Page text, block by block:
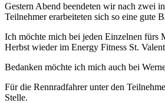
Gestern Abend beendeten wir nach zwei
Teilnehmer erarbeiteten sich so eine gute
Ich möchte mich bei jeden Einzelnen fürs
Herbst wieder im Energy Fitness St.
Bedanken möchte ich mich auch bei
Für die Rennradfahrer unter den
Stelle.